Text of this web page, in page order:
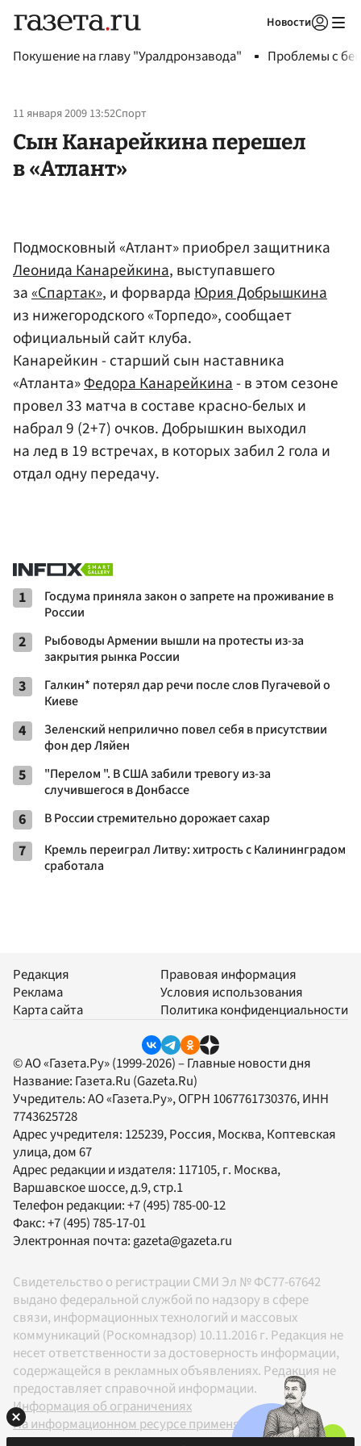
Новости
Покушение на главу "Уралдронзавода" Проблемы с
11 января 2009 13:52Спорт
Сын Канарейкина перешел
в «Атлант»
Подмосковный «Атлант» приобрел защитника
Леонида Канарейкина, выступавшего
за«Спартак», и форвардаЮрия Добрышкина
из нижегородского «Торпедо», сообщает
официальный сайт клуба.
Канарейкин - старший сын наставника
«Атланта»Федора Канарейкина- в этом сезоне
провел 33 матча в составе красно-белых и
набрал 9 (2+7) очков. Добрышкин выходил
на лед в 19 встречах, в которых забил 2 гола и
отдал одну передачу.
1
Госдума приняла закон о запрете на проживание в
России
2
Рыбоводы Армении вышли на протесты из-за
закрытия рынка России
3
Галкин* потерял дар речи после слов Пугачевой о
Киеве
4
Зеленский неприлично повел cебя в присутствии
фон дер Ляйен
5
"Перелом ". В США забили тревогу из-за
случившегося в Донбассе
6 В России стремительно дорожает сахар
7
Кремль переиграл Литву: хитрость с Калининградом
сработала
Редакция
Реклама
Карта сайта
Правовая информация
Условия использования
Политика конфиденциальности
© АО «Газета.Ру» (1999-2026) – Главные новости дня
Название: Газета.Ru (Gazeta.Ru)
Учредитель:АО «Газета.Ру», ОГРН 1067761730376, ИНН
7743625728
Адрес учредителя: 125239, Россия, Москва, Коптевская
улица, дом 67
Адрес редакции и издателя: 117105, г. Москва,
Варшавское шоссе, д.9, стр.1
Телефон редакции:+7 (495) 785-00-12
Факс:+7 (495) 785-17-01
Электронная почта:gazeta@gazeta.ru
Свидетельство о регистрации СМИ Эл № ФС77-67642
выдано федеральной службой по надзору в сфере
связи, информационных технологий и массовых
коммуникаций (Роскомнадзор) 10.11.2016 г. Редакция не
несет ответственности за достоверность информации,
содержащейся в рекламных объявлениях. Редакция не
предоставляет справочной информации.
Информация об ограничениях
На информационном ресурсе применяются
рекомендательные технологии в соответствии с